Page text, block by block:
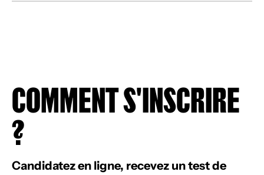
COMMENT S'INSCRIRE
?
Candidatez en ligne, recevez un test de